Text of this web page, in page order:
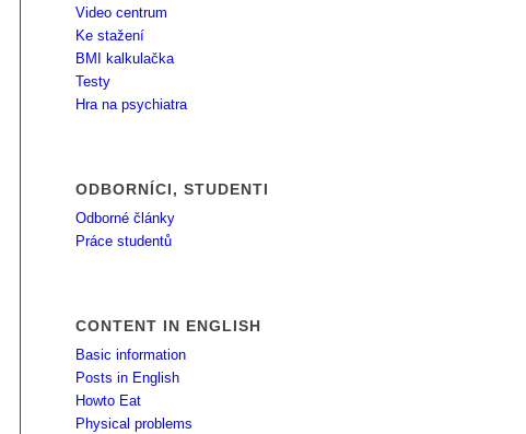
Video centrum
Ke stažení
BMI kalkulačka
Testy
Hra na psychiatra
ODBORNÍCI, STUDENTI
Odborné články
Práce studentů
CONTENT IN ENGLISH
Basic information
Posts in English
Howto Eat
Physical problems